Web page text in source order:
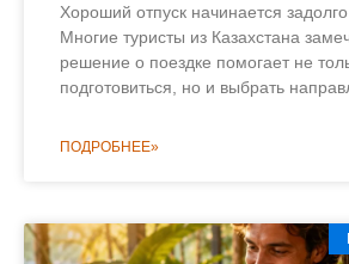
Хороший отпуск начинается
Многие туристы из Казахстана
решение о поездке помогает не
подготовиться, но и выбрать
ПОДРОБНЕЕ»